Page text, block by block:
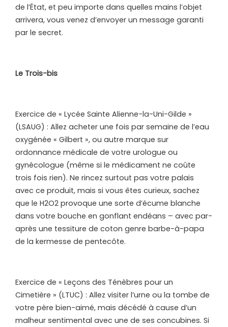
de l’État, et peu importe dans quelles mains l’objet
arrivera, vous venez d’envoyer un message garanti
par le secret.
Le Trois-bis
Exercice de « Lycée Sainte Alienne-la-Uni-Gilde »
(LSAUG) : Allez acheter une fois par semaine de l’eau
oxygénée « Gilbert », ou autre marque sur
ordonnance médicale de votre urologue ou
gynécologue (même si le médicament ne coûte
trois fois rien). Ne rincez surtout pas votre palais
avec ce produit, mais si vous êtes curieux, sachez
que le H2O2 provoque une sorte d’écume blanche
dans votre bouche en gonflant endéans – avec par-
après une tessiture de coton genre barbe-à-papa
de la kermesse de pentecôte.
Exercice de « Leçons des Ténèbres pour un
Cimetière » (LTUC) : Allez visiter l’urne ou la tombe de
votre père bien-aimé, mais décédé à cause d’un
malheur sentimental avec une de ses concubines. Si